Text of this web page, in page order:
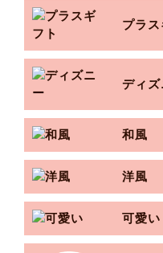
プラス
ディズ
和風
洋風
可愛い